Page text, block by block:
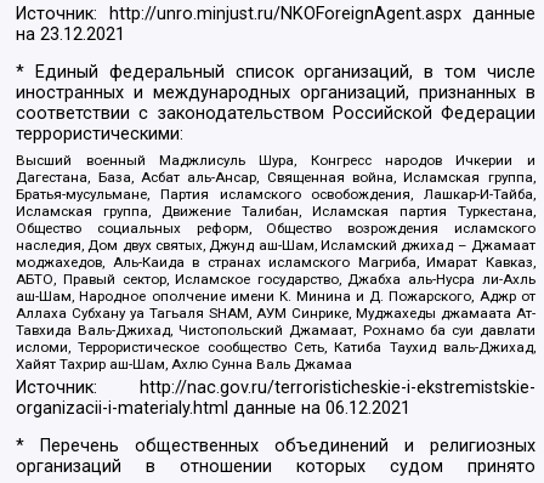
Источник: http://unro.minjust.ru/NKOForeignAgent.aspxданные
на23.12.2021
* Единый федеральный список организаций, в том числе
иностранных и международных организаций, признанных в
соответствии с законодательством Российской Федерации
террористическими:
Высший военный Маджлисуль Шура, Конгресс народов Ичкерии и
Дагестана, База, Асбат аль-Ансар, Священная война, Исламская группа,
Братья-мусульмане, Партия исламского освобождения, Лашкар-И-Тайба,
Исламская группа, Движение Талибан, Исламская партия Туркестана,
Общество социальных реформ, Общество возрождения исламского
наследия, Дом двух святых, Джунд аш-Шам, Исламский джихад – Джамаат
моджахедов, Аль-Каида в странах исламского Магриба, Имарат Кавказ,
АБТО, Правый сектор, Исламское государство, Джабха аль-Нусра ли-Ахль
аш-Шам, Народное ополчение имени К. Минина и Д. Пожарского, Аджр от
Аллаха Субхану уа Тагьаля SHAM, АУМ Синрике, Муджахеды джамаата Ат-
Тавхида Валь-Джихад, Чистопольский Джамаат, Рохнамо ба суи давлати
исломи, Террористическое сообщество Сеть, Катиба Таухид валь-Джихад,
Хайят Тахрир аш-Шам, Ахлю Сунна Валь Джамаа
Источник:
http://nac.gov.ru/terroristicheskie-i-ekstremistskie-
organizacii-i-materialy.html данные на06.12.2021
* Перечень общественных объединений и религиозных
организаций в отношении которых судом принято